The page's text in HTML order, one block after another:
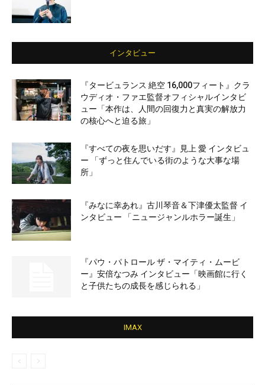
インタビュー
『タービュランス 絶空 16,000フィート』クラ
ウディオ・ファエ監督オフィシャルインタビ
ュー「本作は、人間の回復力と真実の解放力
の核心へと迫る旅」
『すべての夜を思いだす』見上 愛 インタビュ
ー 「ずっと住んでいる街のような大事な場
所」
『みなに幸あれ』古川琴音＆下津優太監督 イ
ンタビュー 「ニュージャンルホラー誕生」
『パウ・パトロール ザ・マイティ・ムービ
ー』安倍なつみ インタビュー「映画館に行く
と子供たちの成長を感じられる」
IMAX